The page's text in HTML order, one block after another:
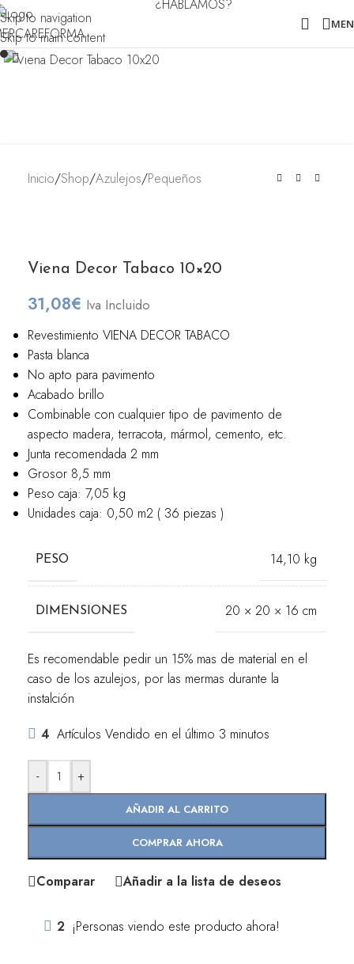
Skip to navigation
Skip to main content
¿HABLAMOS?
Clic para ampliar
Inicio/Shop/Azulejos/Pequeños
Viena Decor Tabaco 10×20
31,08€ Iva Incluido
Revestimiento VIENA DECOR TABACO
Pasta blanca
No apto para pavimento
Acabado brillo
Combinable con cualquier tipo de pavimento de
aspecto madera, terracota, mármol, cemento, etc.
Junta recomendada 2 mm
Grosor 8,5 mm
Peso caja: 7,05 kg
Unidades caja: 0,50 m2 ( 36 piezas )
PESO 14,10 kg
DIMENSIONES 20 × 20 × 16 cm
Es recomendable pedir un 15% mas de material en el
caso de los azulejos, por las mermas durante la
instalción
4 Artículos Vendido en el último 3 minutos
- +
AÑADIR AL CARRITO
COMPRAR AHORA
Comparar Añadir a la lista de deseos
2 ¡Personas viendo este producto ahora!